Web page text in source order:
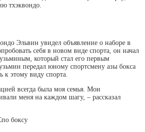
тхэквондо.
Эльвин увидел объявление о наборе в
себя в новом виде спорта, он начал
который стал его первым
передал юному спортсмену азы бокса
к этому виду спорта.
всегда была моя семья. Мои
меня на каждом шагу, – рассказал